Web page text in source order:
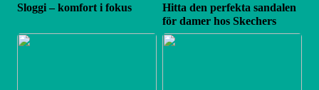
Sloggi – komfort i fokus
Hitta den perfekta sandalen
för damer hos Skechers